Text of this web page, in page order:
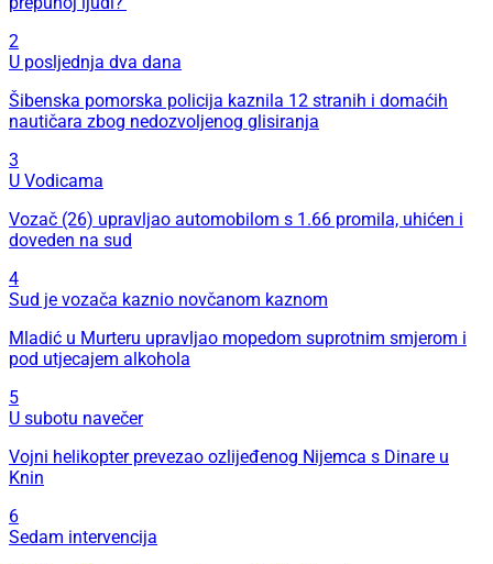
2
U posljednja dva dana
Šibenska pomorska policija kaznila 12 stranih i domaćih
nautičara zbog nedozvoljenog glisiranja
3
U Vodicama
Vozač (26) upravljao automobilom s 1.66 promila, uhićen i
doveden na sud
4
Sud je vozača kaznio novčanom kaznom
Mladić u Murteru upravljao mopedom suprotnim smjerom i
pod utjecajem alkohola
5
U subotu navečer
Vojni helikopter prevezao ozlijeđenog Nijemca s Dinare u
Knin
6
Sedam intervencija